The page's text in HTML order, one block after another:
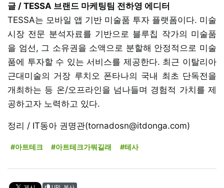
글 / TESSA 브랜드 마케팅팀 전하영 에디터
TESSA는 모바일 앱 기반 미술품 투자 플랫폼이다. 미술
시장 전문 분석자료를 기반으로 블루칩 작가의 미술품
을 엄선, 그 소유권을 소액으로 분할해 안정적으로 미술
품에 투자할 수 있는 서비스를 제공한다. 최근 이탈리아
근대미술의 거장 루치오 폰타나의 국내 최초 단독전을
개최하는 등 온/오프라인을 넘나들며 경험적 가치를 제
공하고자 노력하고 있다.
정리 / IT동아 권명관(tornadosn@itdonga.com)
#아트테크 #아트테크가뭐길래 #테사